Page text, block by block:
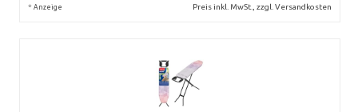
* Anzeige Preis inkl. MwSt., zzgl. Versandkosten